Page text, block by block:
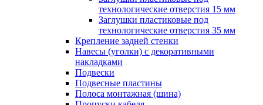
технологические отверстия 15 мм
Заглушки пластиковые под
технологические отверстия 35 мм
Крепление задней стенки
Навесы (уголки) с декоративными
накладками
Подвески
Подвесные пластины
Полоса монтажная (шина)